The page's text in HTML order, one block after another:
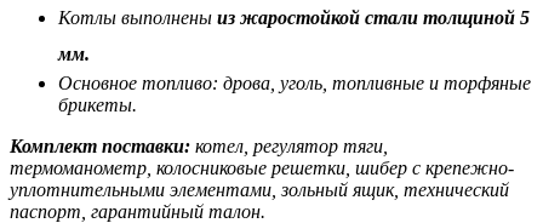
Котлы выполнены из жаростойкой стали толщиной 5
мм.
Основное топливо: дрова, уголь, топливные и торфяные
брикеты.
Комплект поставки: котел, регулятор тяги,
термоманометр, колосниковые решетки, шибер с крепежно-
уплотнительными элементами, зольный ящик, технический
паспорт, гарантийный талон.